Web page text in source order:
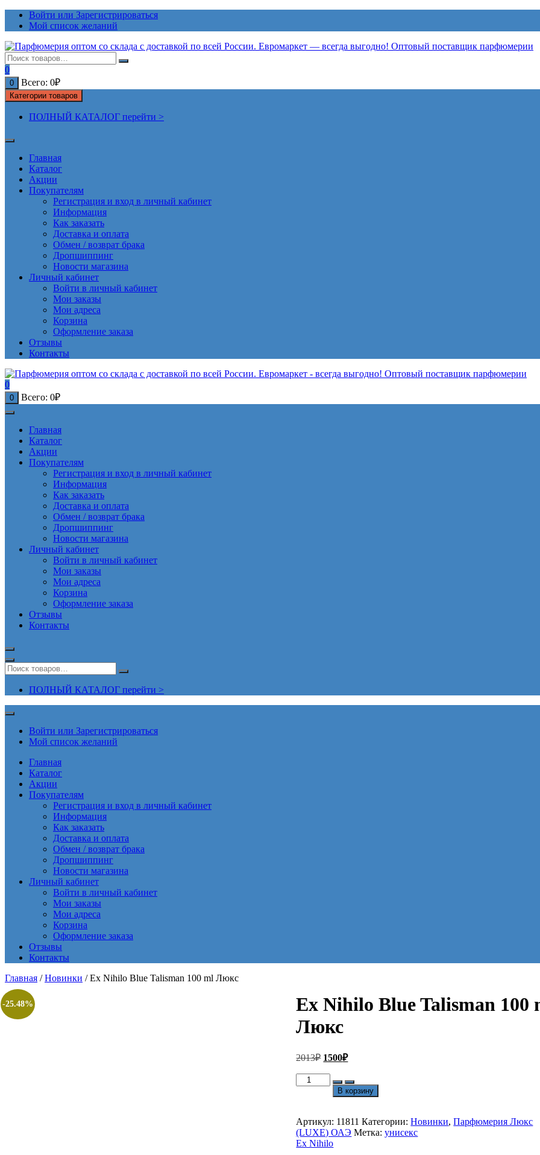
ПерейтиВойти или Зарегистрироваться
Мой список желаний
0
0 Всего: 0₽
Категории товаров
ПОЛНЫЙ КАТАЛОГ перейти >
Главная
Каталог
Акции
Покупателям
Регистрация и вход в личный кабинет
Информация
Как заказать
Доставка и оплата
Обмен / возврат брака
Дропшиппинг
Новости магазина
Личный кабинет
Войти в личный кабинет
Мои заказы
Мои адреса
Корзина
Оформление заказа
Отзывы
Контакты
0
0 Всего: 0₽
Главная
Каталог
Акции
Покупателям
Регистрация и вход в личный кабинет
Информация
Как заказать
Доставка и оплата
Обмен / возврат брака
Дропшиппинг
Новости магазина
Личный кабинет
Войти в личный кабинет
Мои заказы
Мои адреса
Корзина
Оформление заказа
Отзывы
Контакты
ПОЛНЫЙ КАТАЛОГ перейти >
Войти или Зарегистрироваться
Мой список желаний
Главная
Каталог
Акции
Покупателям
Регистрация и вход в личный кабинет
Информация
Как заказать
Доставка и оплата
Обмен / возврат брака
Дропшиппинг
Новости магазина
Личный кабинет
Войти в личный кабинет
Мои заказы
Мои адреса
Корзина
Оформление заказа
Отзывы
Контакты
Главная /Новинки / Ex Nihilo Blue Talisman 100 ml Люкс
-25.48%
Ex Nihilo Blue Talisman 100
Люкс
2013₽ Первоначальная
составляла
2013₽.
1500₽Текущая
1500₽.
Количество
товара
Blue
Talisman
100
В корзину
Артикул: 11811 Категории:Новинки,Парфюмерия Люкс
(LUXE) ОАЭ Метка:унисекс
Ex Nihilo